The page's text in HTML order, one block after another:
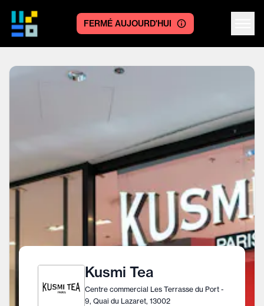
Centre logo
FERMÉ AUJOURD'HUI
Kusmi Tea
Centre commercial Les Terrasse du Port -
9, Quai du Lazaret, 13002